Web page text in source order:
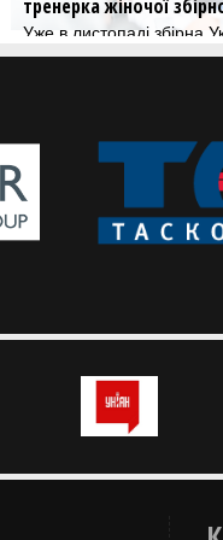
тренерка жіночої збірної
Уже в листопаді збірна